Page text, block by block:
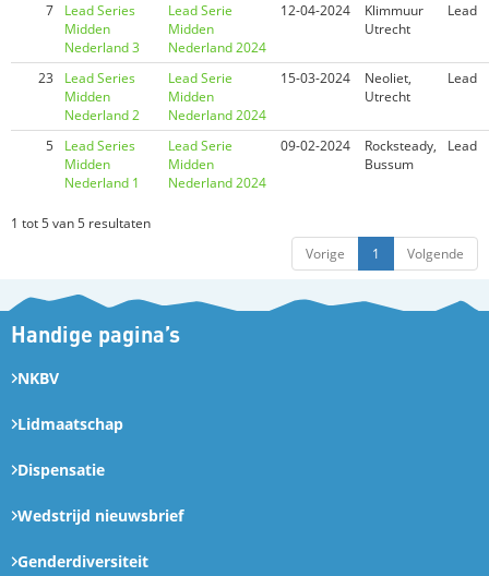
7
Lead Series
Midden
Nederland 3
Lead Serie
Midden
Nederland 2024
12-04-2024
Klimmuur
Utrecht
Lead
23
Lead Series
Midden
Nederland 2
Lead Serie
Midden
Nederland 2024
15-03-2024
Neoliet,
Utrecht
Lead
5
Lead Series
Midden
Nederland 1
Lead Serie
Midden
Nederland 2024
09-02-2024
Rocksteady,
Bussum
Lead
1 tot 5 van 5 resultaten
Vorige
1 Volgende
Handige pagina’s
NKBV
Lidmaatschap
Dispensatie
Wedstrijd nieuwsbrief
Genderdiversiteit